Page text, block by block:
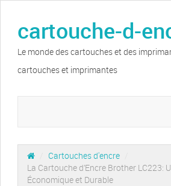
cartouche-d-
Le monde des cartouches et des
cartouches et imprimantes
Cartouches d'encre
La Cartouche d’Encre Brother LC223:
Économique et Durable